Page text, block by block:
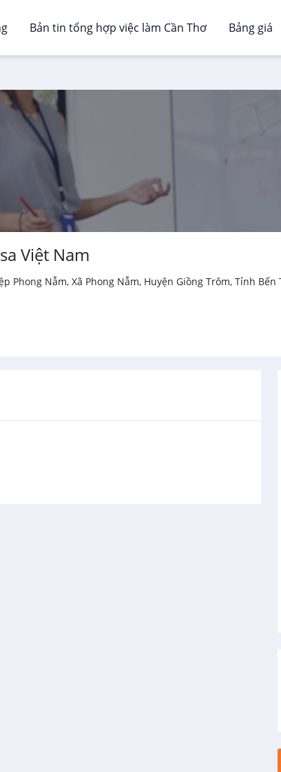
Bản tin tổng hợp việc làm Cần Thơ Bảng giá
Việt Nam
Phong Nẫm, Xã Phong Nẫm, Huyện Giồng Trôm, Tỉnh Bến